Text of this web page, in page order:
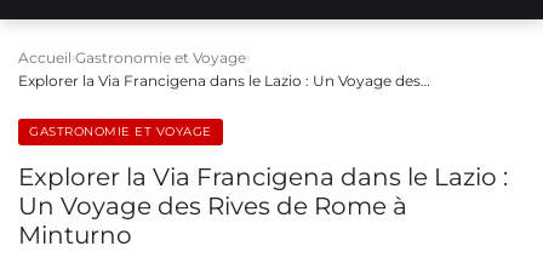
Accueil Gastronomie et Voyage
Explorer la Via Francigena dans le Lazio : Un Voyage des…
GASTRONOMIE ET VOYAGE
Explorer la Via Francigena dans le Lazio :
Un Voyage des Rives de Rome à
Minturno